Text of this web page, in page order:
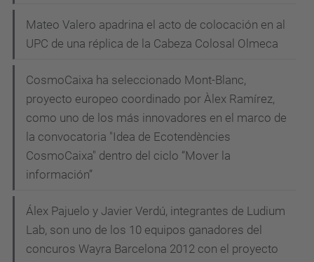
Mateo Valero apadrina el acto de colocación en al
UPC de una réplica de la Cabeza Colosal Olmeca
CosmoCaixa ha seleccionado Mont-Blanc,
proyecto europeo coordinado por Àlex Ramírez,
como uno de los más innovadores en el marco de
la convocatoria "Idea de Ecotendències
CosmoCaixa" dentro del ciclo “Mover la
información”
Álex Pajuelo y Javier Verdú, integrantes de Ludium
Lab, son uno de los 10 equipos ganadores del
concuros Wayra Barcelona 2012 con el proyecto